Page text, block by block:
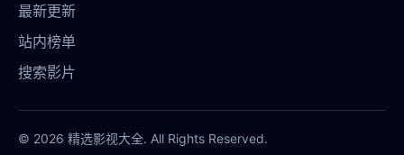
最新更新
站内榜单
搜索影片
© 2026 精选影视大全. All Rights Reserved.